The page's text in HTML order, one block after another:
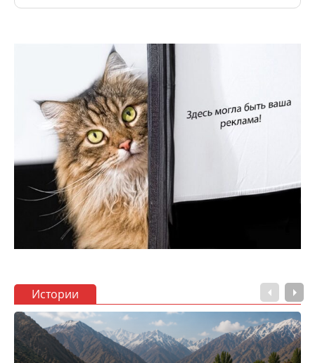
Истории